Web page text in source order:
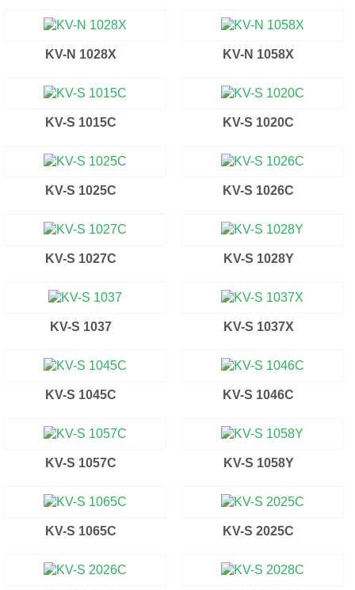
KV-N 1028X KV-N 1058X
KV-S 1015C KV-S 1020C
KV-S 1025C KV-S 1026C
KV-S 1027C KV-S 1028Y
KV-S 1037 KV-S 1037X
KV-S 1045C KV-S 1046C
KV-S 1057C KV-S 1058Y
KV-S 1065C KV-S 2025C